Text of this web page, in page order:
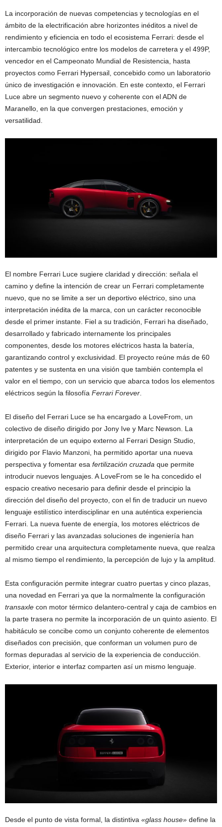
La incorporación de nuevas competencias y tecnologías en el
ámbito de la electrificación abre horizontes inéditos a nivel de
rendimiento y eficiencia en todo el ecosistema Ferrari: desde el
intercambio tecnológico entre los modelos de carretera y el 499P,
vencedor en el Campeonato Mundial de Resistencia, hasta
proyectos como Ferrari Hypersail, concebido como un laboratorio
único de investigación e innovación. En este contexto, el Ferrari
Luce abre un segmento nuevo y coherente con el ADN de
Maranello, en la que convergen prestaciones, emoción y
versatilidad.
El nombre Ferrari Luce sugiere claridad y dirección: señala el
camino y define la intención de crear un Ferrari completamente
nuevo, que no se limite a ser un deportivo eléctrico, sino una
interpretación inédita de la marca, con un carácter reconocible
desde el primer instante. Fiel a su tradición, Ferrari ha diseñado,
desarrollado y fabricado internamente los principales
componentes, desde los motores eléctricos hasta la batería,
garantizando control y exclusividad. El proyecto reúne más de 60
patentes y se sustenta en una visión que también contempla el
valor en el tiempo, con un servicio que abarca todos los elementos
eléctricos según la filosofía Ferrari Forever
El diseño del Ferrari Luce se ha encargado a LoveFrom, un
colectivo de diseño dirigido por Jony Ive y Marc Newson. La
interpretación de un equipo externo al Ferrari Design Studio,
dirigido por Flavio Manzoni, ha permitido aportar una nueva
perspectiva y fomentar esa fertilización cruzada que permite
introducir nuevos lenguajes. A LoveFrom se le ha concedido el
espacio creativo necesario para definir desde el principio la
dirección del diseño del proyecto, con el fin de traducir un nuevo
lenguaje estilístico interdisciplinar en una auténtica experiencia
Ferrari. La nueva fuente de energía, los motores eléctricos de
diseño Ferrari y las avanzadas soluciones de ingeniería han
permitido crear una arquitectura completamente nueva, que realza
al mismo tiempo el rendimiento, la percepción de lujo y la amplitud.
Esta configuración permite integrar cuatro puertas y cinco plazas,
una novedad en Ferrari ya que la normalmente la configuración
transaxle con motor térmico delantero-central y caja de cambios en
la parte trasera no permite la incorporación de un quinto asiento. El
habitáculo se concibe como un conjunto coherente de elementos
diseñados con precisión, que conforman un volumen puro de
formas depuradas al servicio de la experiencia de conducción.
Exterior, interior e interfaz comparten así un mismo lenguaje.
Desde el punto de vista formal, la distintiva «glass house» define la